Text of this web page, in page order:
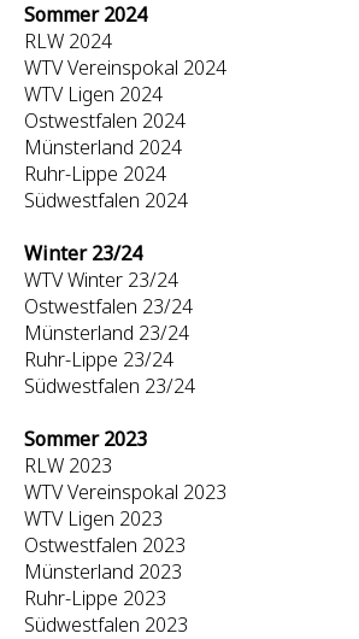
Sommer 2024
RLW 2024
WTV Vereinspokal 2024
WTV Ligen 2024
Ostwestfalen 2024
Münsterland 2024
Ruhr-Lippe 2024
Südwestfalen 2024
Winter 23/24
WTV Winter 23/24
Ostwestfalen 23/24
Münsterland 23/24
Ruhr-Lippe 23/24
Südwestfalen 23/24
Sommer 2023
RLW 2023
WTV Vereinspokal 2023
WTV Ligen 2023
Ostwestfalen 2023
Münsterland 2023
Ruhr-Lippe 2023
Südwestfalen 2023